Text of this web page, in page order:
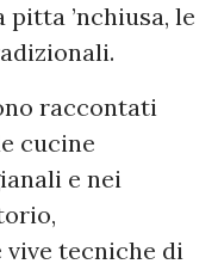
’nchiusa, le
raccontati
cucine
e nei
tecniche di